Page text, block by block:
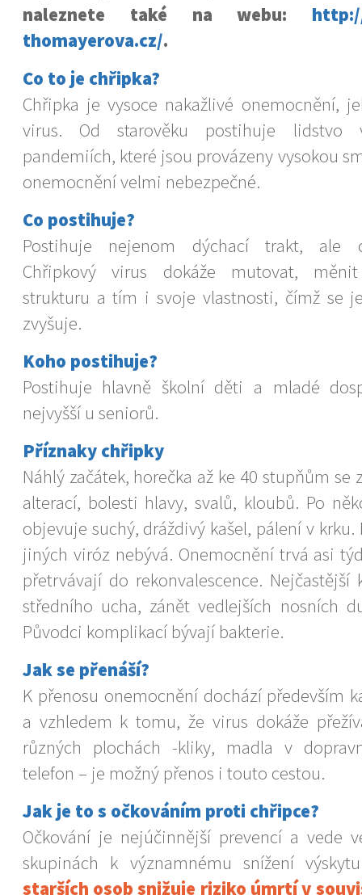
naleznete také na webu:
thomayerova.cz/.
Co to je chřipka?
Chřipka je vysoce nakažlivé onemocnění,
virus. Od starověku postihuje
pandemiích, které jsou provázeny vysokou
onemocnění velmi nebezpečné.
Co postihuje?
Postihuje nejenom dýchací trakt, ale
Chřipkový virus dokáže mutovat,
strukturu a tím i svoje vlastnosti, čímž se
zvyšuje.
Koho postihuje?
Postihuje hlavně školní děti a mladé
nejvyšší u seniorů.
Příznaky chřipky
Náhlý začátek, horečka až ke 40 stupňům
alterací, bolesti hlavy, svalů, kloubů. Po
objevuje suchý, dráždivý kašel, pálení v
jiných viróz nebývá. Onemocnění trvá asi
přetrvávají do rekonvalescence. Nejčastější
středního ucha, zánět vedlejších nosních
Původci komplikací bývají bakterie.
Jak se přenáší?
K přenosu onemocnění dochází především
a vzhledem k tomu, že virus dokáže
různých plochách -kliky, madla v
telefon – je možný přenos i touto cestou.
Jak je to s očkováním proti chřipce?
Očkování je nejúčinnější prevencí a vede
skupinách k významnému snížení
starších osob snižuje riziko úmrtí v